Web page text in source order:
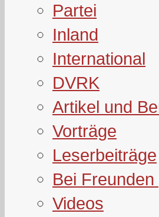
Partei
Inland
International
DVRK
Artikel und
Vorträge
Leserbeiträge
Bei
Videos